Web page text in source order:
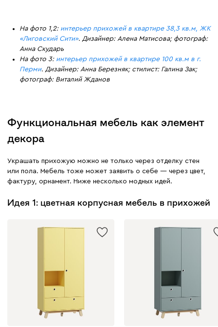
На фото 1,2: интерьер прихожей в квартире 38,3 кв.м, ЖК
«Лиговский Сити». Дизайнер: Алена Матисова; фотограф:
Анна Скударь
На фото 3: интерьер прихожей в квартире 100 кв.м в г.
Перми. Дизайнер: Анна Березняк; стилист: Галина Зак;
фотограф: Виталий Жданов
Функциональная мебель как элемент
декора
Украшать прихожую можно не только через отделку стен
или пола. Мебель тоже может заявить о себе — через цвет,
фактуру, орнамент. Ниже несколько модных идей.
Идея 1: цветная корпусная мебель в прихожей